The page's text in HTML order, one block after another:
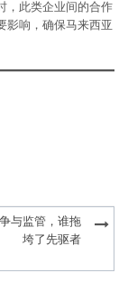
，此类企业间的合作
影响，确保马来西亚
与监管，谁拖
垮了先驱者